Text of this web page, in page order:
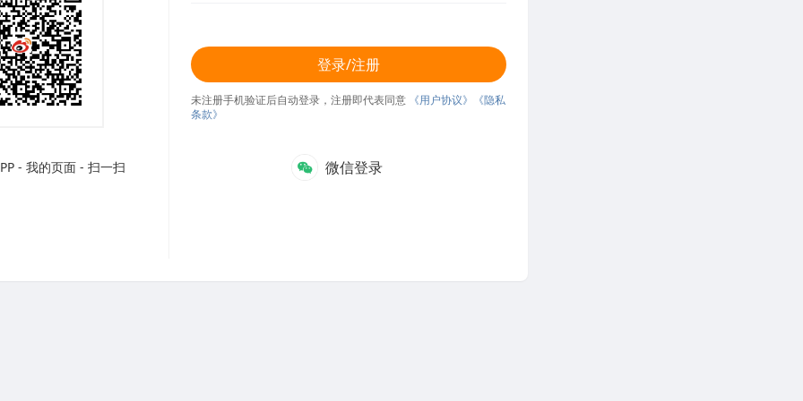
- 我的页面 - 扫一扫
登录/注册
未注册手机验证后自动登录，注册即代表同意 《用户协议》
《隐私
条款》
微信登录